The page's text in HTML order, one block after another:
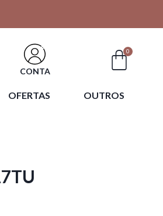
CONTA
0
OFERTAS OUTROS